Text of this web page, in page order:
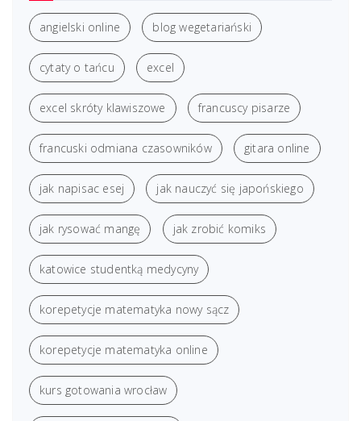
angielski online blog wegetariański
cytaty o tańcu excel
excel skróty klawiszowe francuscy pisarze
francuski odmiana czasowników gitara online
jak napisac esej jak nauczyć się japońskiego
jak rysować mangę jak zrobić komiks
katowice studentką medycyny
korepetycje matematyka nowy sącz
korepetycje matematyka online
kurs gotowania wrocław